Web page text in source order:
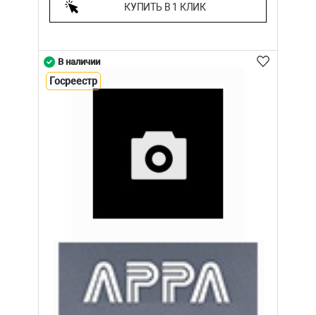
КУПИТЬ В 1 КЛИК
В наличии
Госреестр